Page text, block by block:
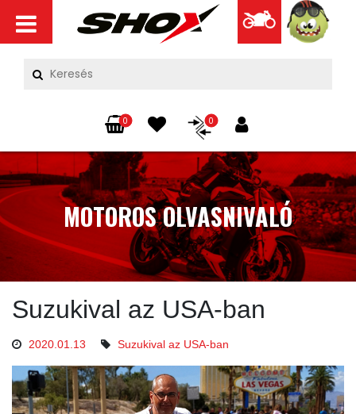
0 0
MOTOROS OLVASNIVALÓ
Suzukival az USA-ban
2020.01.13 Suzukival az USA-ban